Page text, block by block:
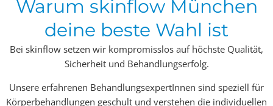
Warum skinflow München
deine beste Wahl ist
Bei skinflow setzen wir kompromisslos auf höchste Qualität,
Sicherheit und Behandlungserfolg.
Unsere erfahrenen BehandlungsexpertInnen sind speziell für
Körperbehandlungen geschult und verstehen die individuellen